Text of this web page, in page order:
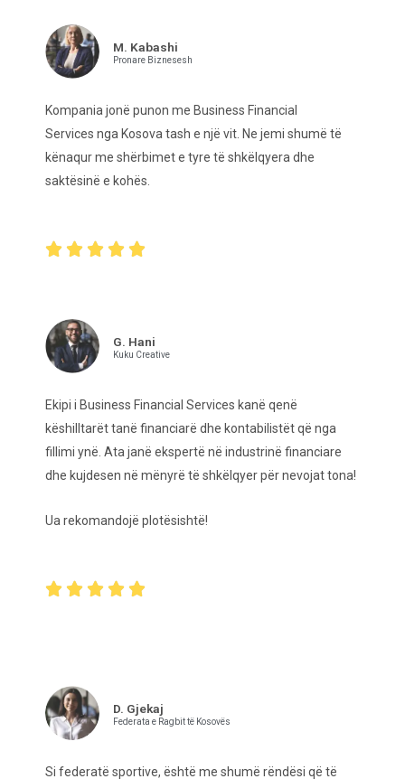
M. Kabashi
Pronare Biznesesh
Kompania jonë punon me Business Financial
Services nga Kosova tash e një vit. Ne jemi shumë të
kënaqur me shërbimet e tyre të shkëlqyera dhe
saktësinë e kohës.
    
G. Hani
Kuku Creative
Ekipi i Business Financial Services kanë qenë
këshilltarët tanë financiarë dhe kontabilistët që nga
fillimi ynë. Ata janë ekspertë në industrinë financiare
dhe kujdesen në mënyrë të shkëlqyer për nevojat tona!
Ua rekomandojë plotësishtë!
    
D. Gjekaj
Federata e Ragbit të Kosovës
Si federatë sportive, është me shumë rëndësi që të